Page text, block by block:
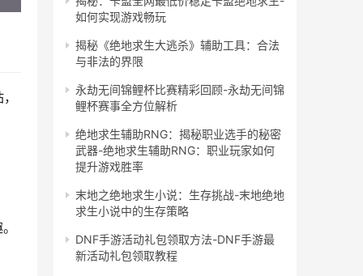
如何实现游戏畅玩
揭秘《绝地求生大逃杀》辅助工具：合法
与非法的界限
永劫无间锦鲤杯比赛精彩回顾-永劫无间锦
鲤杯赛事全方位解析
绝地求生辅助RNG：揭秘职业选手的秘密
武器-绝地求生辅助RNG：职业玩家如何
提升游戏胜率
末地之绝地求生小说：生存挑战-末地绝地
求生小说中的生存策略
DNF手游活动礼包领取方法-DNF手游最
新活动礼包领取教程